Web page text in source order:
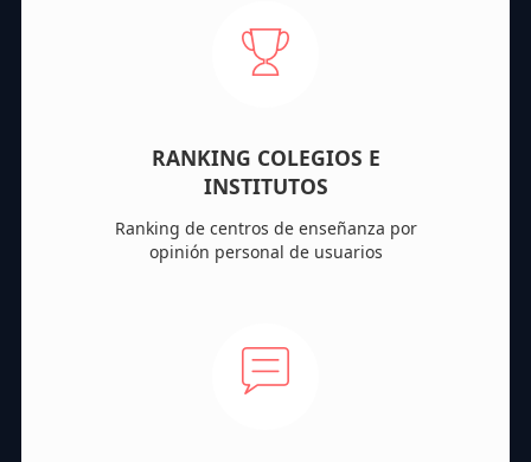
RANKING COLEGIOS E
INSTITUTOS
Ranking de centros de enseñanza por
opinión personal de usuarios